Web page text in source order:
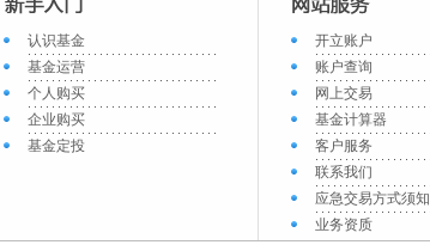
认识基金
基金运营
个人购买
企业购买
基金定投
开立账户
账户查询
网上交易
基金计算器
客户服务
联系我们
应急交易方式须知
业务资质